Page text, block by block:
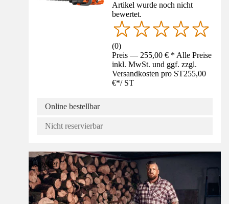
Artikel wurde noch nicht
bewertet.
(0)
Preis — 255,00 € * Alle Preise
inkl. MwSt. und ggf. zzgl.
Versandkosten pro ST255,00
€*/ ST
Online bestellbar
Nicht reservierbar
Ratgeber